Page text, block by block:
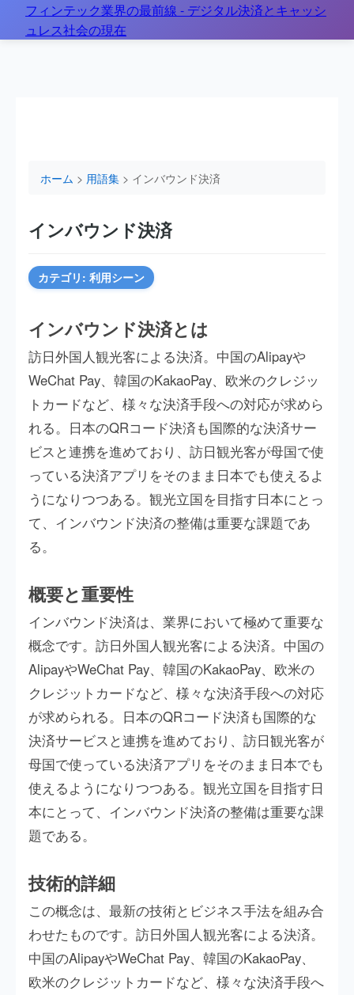
フィンテック業界の最前線 - デジタル決済とキャッシ
ュレス社会の現在
ホーム >用語集> インバウンド決済とは？
ホーム > 用語集 > インバウンド決済
インバウンド決済
カテゴリ: 利用シーン
インバウンド決済とは
訪日外国人観光客による決済。中国のAlipayや
WeChat Pay、韓国のKakaoPay、欧米のクレジッ
トカードなど、様々な決済手段への対応が求めら
れる。日本のQRコード決済も国際的な決済サー
ビスと連携を進めており、訪日観光客が母国で使
っている決済アプリをそのまま日本でも使えるよ
うになりつつある。観光立国を目指す日本にとっ
て、インバウンド決済の整備は重要な課題であ
る。
概要と重要性
インバウンド決済は、業界において極めて重要な
概念です。訪日外国人観光客による決済。中国の
AlipayやWeChat Pay、韓国のKakaoPay、欧米の
クレジットカードなど、様々な決済手段への対応
が求められる。日本のQRコード決済も国際的な
決済サービスと連携を進めており、訪日観光客が
母国で使っている決済アプリをそのまま日本でも
使えるようになりつつある。観光立国を目指す日
本にとって、インバウンド決済の整備は重要な課
題である。
技術的詳細
この概念は、最新の技術とビジネス手法を組み合
わせたものです。訪日外国人観光客による決済。
中国のAlipayやWeChat Pay、韓国のKakaoPay、
欧米のクレジットカードなど、様々な決済手段へ